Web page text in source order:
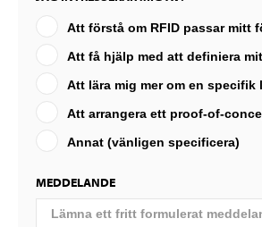
Att förstå om RFID passar mitt
Att få hjälp med att definiera
Att lära mig mer om en specifik
Att arrangera ett proof-of-
Annat (vänligen specificera)
MEDDELANDE